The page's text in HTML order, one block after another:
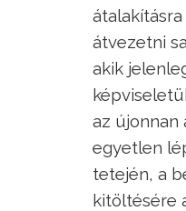
átvezetni
akik
az újonnan
egyetlen
tetején, a
kitöltésére